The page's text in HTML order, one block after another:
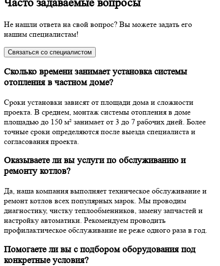
Часто задаваемые вопросы
Не нашли ответа на свой вопрос? Вы можете задать его
нашим специалистам!
Связаться со специалистом
Сколько времени занимает установка системы
отопления в частном доме?
Сроки установки зависят от площади дома и сложности
проекта. В среднем, монтаж системы отопления в доме
площадью до 150 м² занимает от 3 до 7 рабочих дней. Более
точные сроки определяются после выезда специалиста и
согласования проекта.
Оказываете ли вы услуги по обслуживанию и
ремонту котлов?
Да, наша компания выполняет техническое обслуживание и
ремонт котлов всех популярных марок. Мы проводим
диагностику, чистку теплообменников, замену запчастей и
настройку автоматики. Рекомендуем проводить
профилактическое обслуживание не реже одного раза в год.
Помогаете ли вы с подбором оборудования под
конкретные условия?